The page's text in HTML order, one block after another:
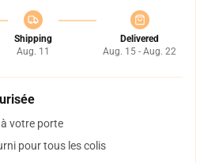
Shipping
Aug. 11
Delivered
Aug. 15 - Aug. 22
votre porte
pour tous les colis